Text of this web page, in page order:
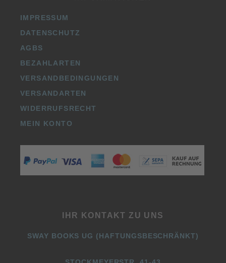
IMPRESSUM
DATENSCHUTZ
AGBS
BEZAHLARTEN
VERSANDBEDINGUNGEN
VERSANDARTEN
WIDERRUFSRECHT
MEIN KONTO
IHR KONTAKT ZU UNS
SWAY BOOKS UG (HAFTUNGSBESCHRÄNKT)